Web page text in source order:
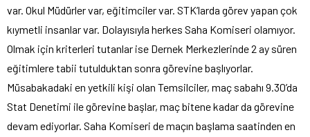
var. Okul Müdürler var, eğitimciler var. STK’larda görev yapan çok
kıymetli insanlar var. Dolayısıyla herkes Saha Komiseri olamıyor.
Olmak için kriterleri tutanlar ise Dernek Merkezlerinde 2 ay süren
eğitimlere tabii tutulduktan sonra görevine başlıyorlar.
Müsabakadaki en yetkili kişi olan Temsilciler, maç sabahı 9.30’da
Stat Denetimi ile görevine başlar, maç bitene kadar da görevine
devam ediyorlar. Saha Komiseri de maçın başlama saatinden en